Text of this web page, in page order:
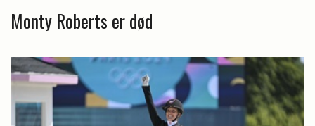
Monty Roberts er død